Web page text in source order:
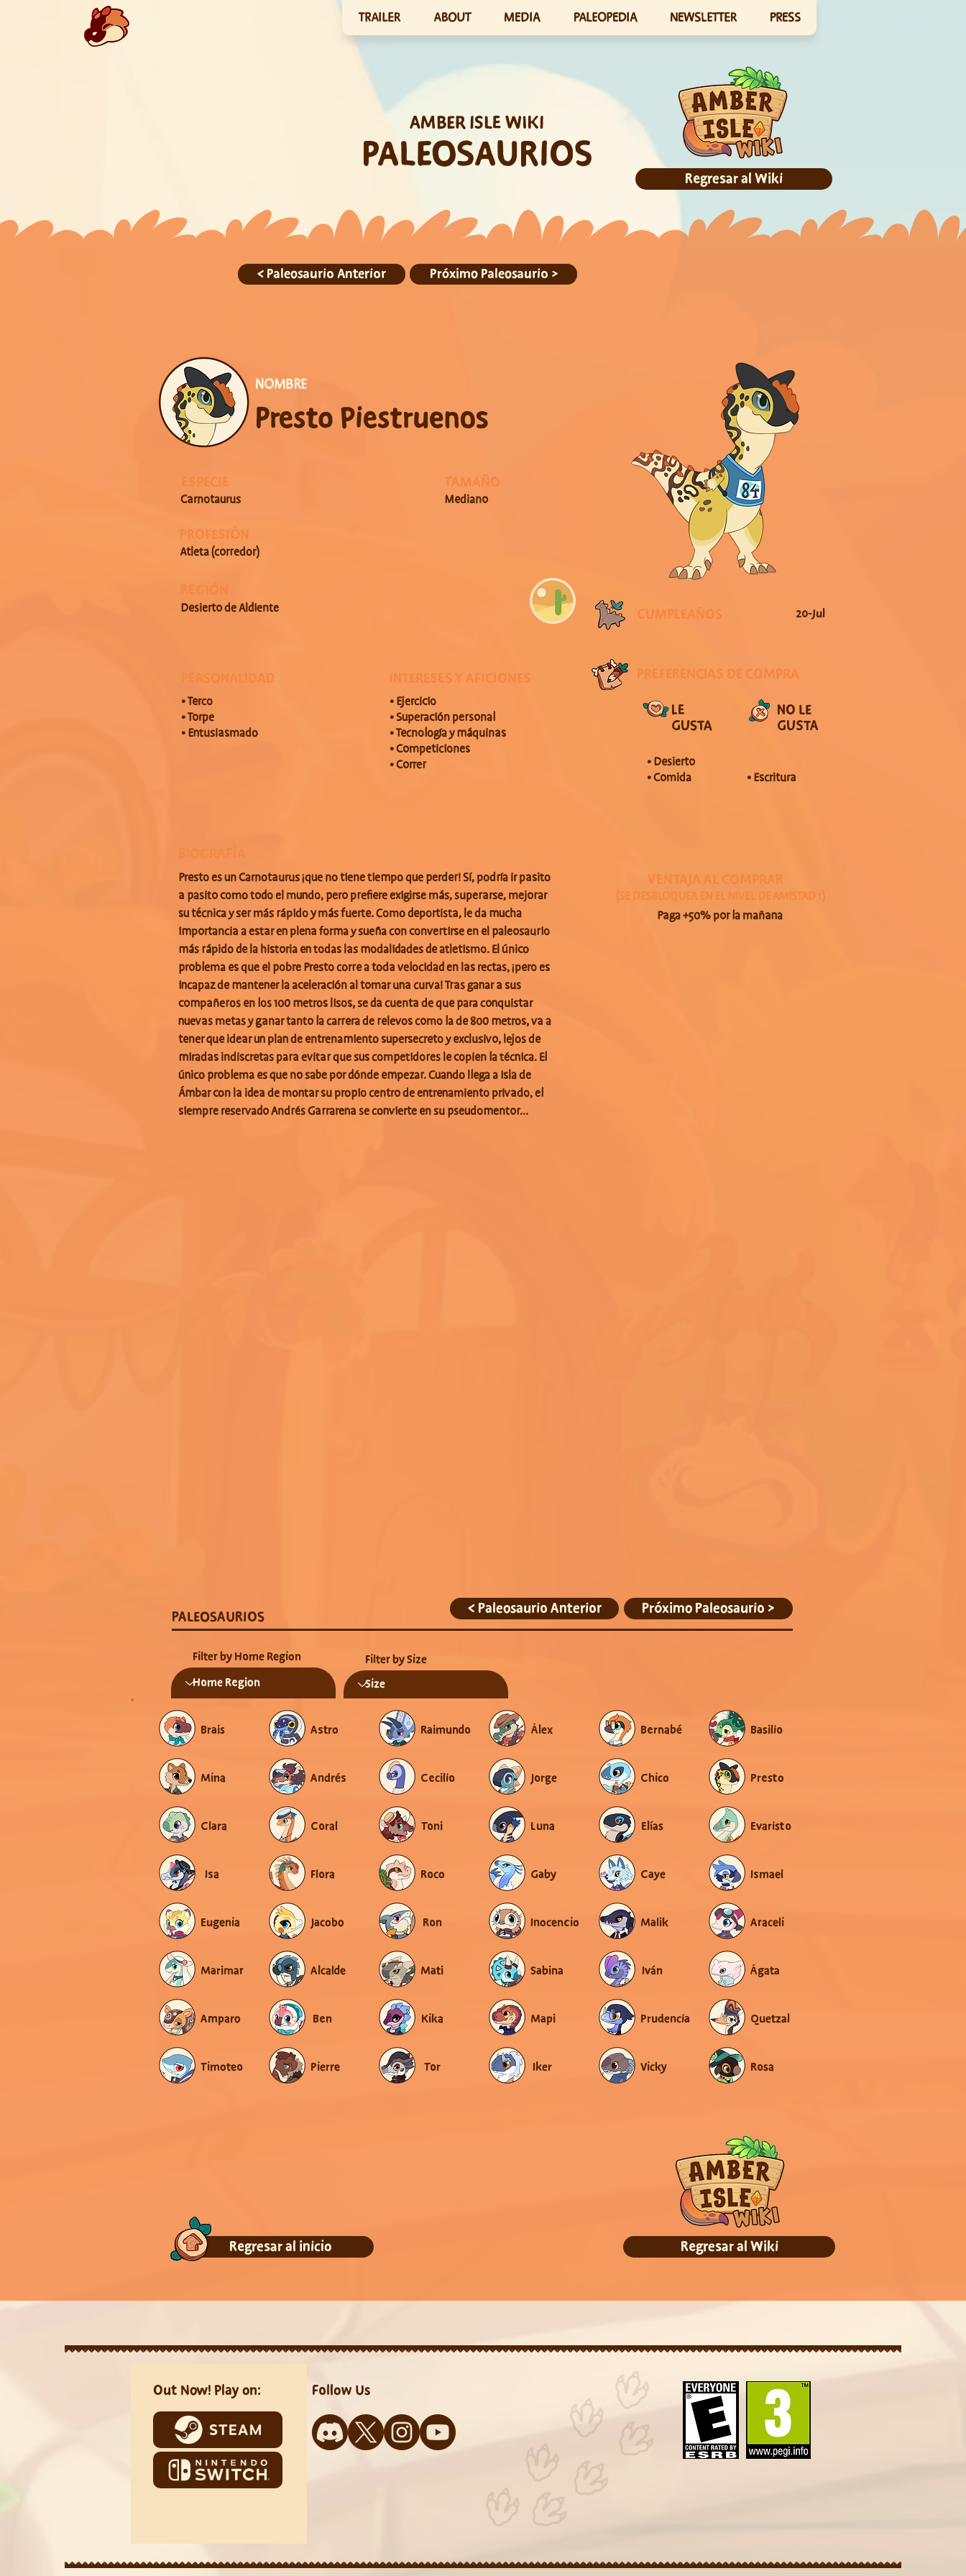
TRAILER ABOUT MEDIA PALEOPEDIA NEWSLETTER PRESS
< Paleosaurio Anterior Próximo Paleosaurio >
NOMBRE
Presto Piestruenos
ESPECIE
Carnotaurus
TAMAÑO
Mediano
PROFESIÓN
Atleta (corredor)
REGIÓN
Desierto de Aldiente
PERSONALIDAD
• Terco
• Torpe
• Entusiasmado
INTERESES Y AFICIONES
• Ejercicio
• Superación personal
• Tecnología y máquinas
• Competiciones
• Correr
BIOGRAFÍA
Presto es un Carnotaurus ¡que no tiene tiempo que perder! Sí, podría ir pasito
a pasito como todo el mundo, pero prefiere exigirse más, superarse, mejorar
su técnica y ser más rápido y más fuerte. Como deportista, le da mucha
importancia a estar en plena forma y sueña con convertirse en el paleosaurio
más rápido de la historia en todas las modalidades de atletismo. El único
problema es que el pobre Presto corre a toda velocidad en las rectas, ¡pero es
incapaz de mantener la aceleración al tomar una curva! Tras ganar a sus
compañeros en los 100 metros lisos, se da cuenta de que para conquistar
nuevas metas y ganar tanto la carrera de relevos como la de 800 metros, va a
tener que idear un plan de entrenamiento supersecreto y exclusivo, lejos de
miradas indiscretas para evitar que sus competidores le copien la técnica. El
único problema es que no sabe por dónde empezar. Cuando llega a Isla de
Ámbar con la idea de montar su propio centro de entrenamiento privado, el
siempre reservado Andrés Garrarena se convierte en su pseudomentor...
CUMPLEAÑOS 20-Jul
NO LE
GUSTA
• Escritura
LE
GUSTA
• Desierto
• Comida
PREFERENCIAS DE COMPRA
VENTAJA AL COMPRAR
(SE DESBLOQUEA EN EL NIVEL DE AMISTAD 1)
Paga +50% por la mañana
AMBER ISLE WIKI
PALEOSAURIOS
Regresar al Wiki
< Paleosaurio Anterior Próximo Paleosaurio >
PALEOSAURIOS
Filter by Home Region Filter by Size
Brais
Mina
Clara
Isa
Eugenia
Marimar
Amparo
Timoteo
Astro
Andrés
Coral
Flora
Jacobo
Alcalde
Ben
Pierre
Raimundo
Cecilio
Toni
Roco
Ron
Mati
Kika
Tor
Álex
Jorge
Luna
Gaby
Inocencio
Sabina
Mapi
Iker
Bernabé
Chico
Elías
Caye
Malik
Iván
Prudencia
Vicky
Basilio
Presto
Evaristo
Ismael
Araceli
Ágata
Quetzal
Rosa
Regresar al inicio Regresar al Wiki
Out Now! Play on: Follow Us